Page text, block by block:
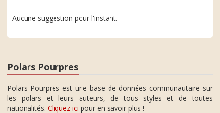
Aucune suggestion pour l'instant.
Polars Pourpres
Polars Pourpres est une base de données communautaire sur
les polars et leurs auteurs, de tous styles et de toutes
nationalités. Cliquez ici pour en savoir plus !